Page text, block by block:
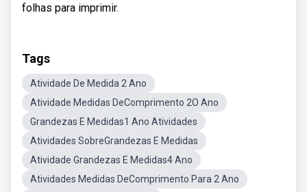
folhas para imprimir.
Tags
Atividade De Medida 2 Ano
Atividade Medidas DeComprimento 2O Ano
Grandezas E Medidas1 Ano Atividades
Atividades SobreGrandezas E Medidas
Atividade Grandezas E Medidas4 Ano
Atividades Medidas DeComprimento Para 2 Ano